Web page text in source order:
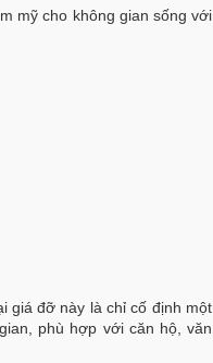
mỹ cho không gian sống với
giá đỡ này là chỉ cố định một
phù hợp với căn hộ, văn